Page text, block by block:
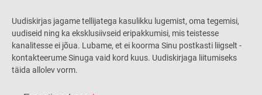
Uudiskirjas jagame tellijatega kasulikku lugemist, oma tegemisi,
uudiseid ning ka eksklusiivseid eripakkumisi, mis teistesse
kanalitesse ei jõua. Lubame, et ei koorma Sinu postkasti liigselt -
kontakteerume Sinuga vaid kord kuus. Uudiskirjaga liitumiseks
täida allolev vorm.